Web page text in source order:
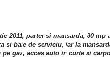
2011, parter si mansarda, 80 mp
si baie de serviciu, iar la
gaz, acces auto in curte si